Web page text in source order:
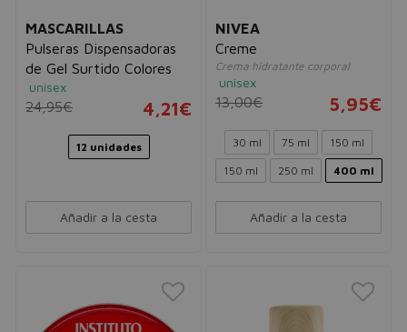
MASCARILLAS
Pulseras Dispensadoras
de Gel Surtido Colores
unisex
24,95€ 4,21€
12 unidades
Añadir a la cesta
NIVEA
Creme
Crema hidratante corporal
unisex
13,00€ 5,95€
30 ml 75 ml 150 ml
150 ml 250 ml 400 ml
Añadir a la cesta